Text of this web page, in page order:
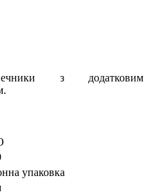
з додатковим
упаковка